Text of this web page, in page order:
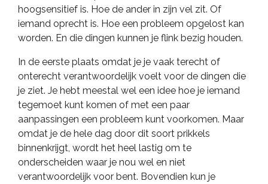
hoogsensitief is. Hoe de ander in zijn vel zit. Of
iemand oprecht is. Hoe een probleem opgelost kan
worden. En die dingen kunnen je flink bezig houden.
In de eerste plaats omdat je je vaak terecht of
onterecht verantwoordelijk voelt voor de dingen die
je ziet. Je hebt meestal wel een idee hoe je iemand
tegemoet kunt komen of met een paar
aanpassingen een probleem kunt voorkomen. Maar
omdat je de hele dag door dit soort prikkels
binnenkrijgt, wordt het heel lastig om te
onderscheiden waar je nou wel en niet
verantwoordelijk voor bent. Bovendien kun je